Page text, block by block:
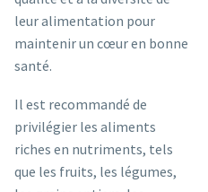
leur alimentation pour
maintenir un cœur en bonne
santé.
Il est recommandé de
privilégier les aliments
riches en nutriments, tels
que les fruits, les légumes,